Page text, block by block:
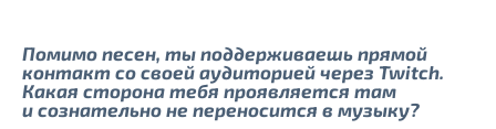
Помимо песен, ты поддерживаешь прямой
контакт со своей аудиторией через Twitch.
Какая сторона тебя проявляется там
и сознательно не переносится в музыку?